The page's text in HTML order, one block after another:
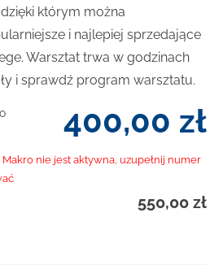
którym można
i najlepiej sprzedające
Warsztat trwa w godzinach
i sprawdź program warsztatu.
400,00 zł
nie jest aktywna, uzupełnij numer
550,00 zł